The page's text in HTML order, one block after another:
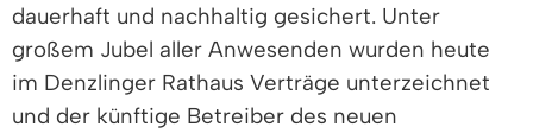
dauerhaft und nachhaltig gesichert. Unter
großem Jubel aller Anwesenden wurden heute
im Denzlinger Rathaus Verträge unterzeichnet
und der künftige Betreiber des neuen